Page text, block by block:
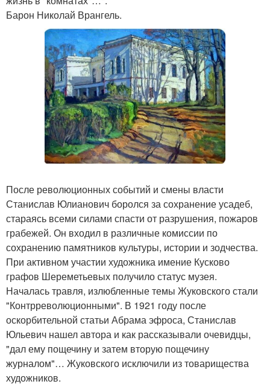
Барон Николай Врангель.
После революционных событий и смены власти
Станислав Юлианович боролся за сохранение усадеб,
стараясь всеми силами спасти от разрушения, пожаров
грабежей. Он входил в различные комиссии по
сохранению памятников культуры, истории и зодчества.
При активном участии художника имение Кусково
графов Шереметьевых получило статус музея.
Началась травля, излюбленные темы Жуковского стали
"Контрреволюционными". В 1921 году после
оскорбительной статьи Абрама эфроса, Станислав
Юльевич нашел автора и как рассказывали очевидцы,
"дал ему пощечину и затем вторую пощечину
журналом"… Жуковского исключили из товарищества
художников.